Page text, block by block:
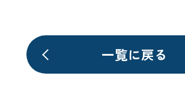
一覧に戻る